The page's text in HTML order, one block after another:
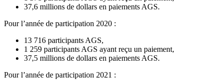
37,6 millions de dollars en paiements AGS.
Pour l’année de participation 2020 :
13 716 participants AGS,
1 259 participants AGS ayant reçu un paiement,
37,5 millions de dollars en paiements AGS.
Pour l’année de participation 2021 :